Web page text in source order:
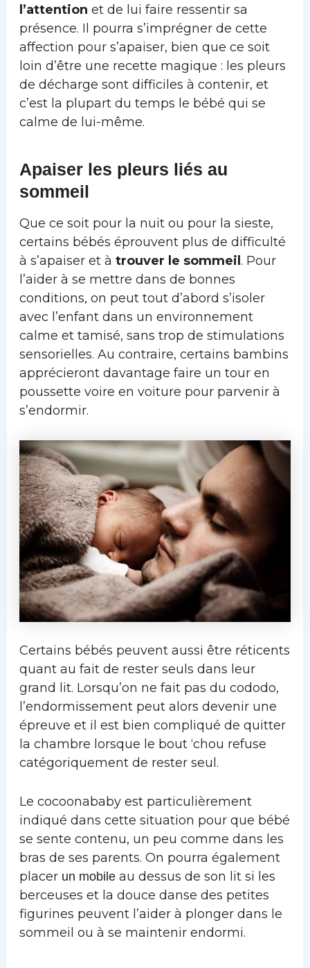
l’attention et de lui faire ressentir sa
présence. Il pourra s’imprégner de cette
affection pour s’apaiser, bien que ce soit
loin d’être une recette magique : les pleurs
de décharge sont difficiles à contenir, et
c’est la plupart du temps le bébé qui se
calme de lui-même.
Apaiser les pleurs liés au
sommeil
Que ce soit pour la nuit ou pour la sieste,
certains bébés éprouvent plus de difficulté
à s’apaiser et à trouver le sommeil . Pour
l’aider à se mettre dans de bonnes
conditions, on peut tout d’abord s’isoler
avec l’enfant dans un environnement
calme et tamisé, sans trop de stimulations
sensorielles. Au contraire, certains bambins
apprécieront davantage faire un tour en
poussette voire en voiture pour parvenir à
s’endormir.
Certains bébés peuvent aussi être réticents
quant au fait de rester seuls dans leur
grand lit. Lorsqu’on ne fait pas du cododo,
l’endormissement peut alors devenir une
épreuve et il est bien compliqué de quitter
la chambre lorsque le bout ‘chou refuse
catégoriquement de rester seul.
Le cocoonababy est particulièrement
indiqué dans cette situation pour que bébé
se sente contenu, un peu comme dans les
bras de ses parents. On pourra également
placer un mobileau dessus de son lit si les
berceuses et la douce danse des petites
figurines peuvent l’aider à plonger dans le
sommeil ou à se maintenir endormi.